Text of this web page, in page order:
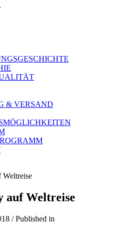
& VERSAND
Weltreise
/Published in